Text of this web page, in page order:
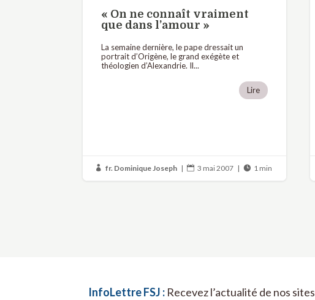
« On ne connaît vraiment
que dans l’amour »
La semaine dernière, le pape dressait un
portrait d’Origène, le grand exégète et
théologien d’Alexandrie. Il...
Lire
 fr. Dominique Joseph |  3 mai 2007 |  1 min
InfoLettre FSJ : Recevez l’actualité de nos